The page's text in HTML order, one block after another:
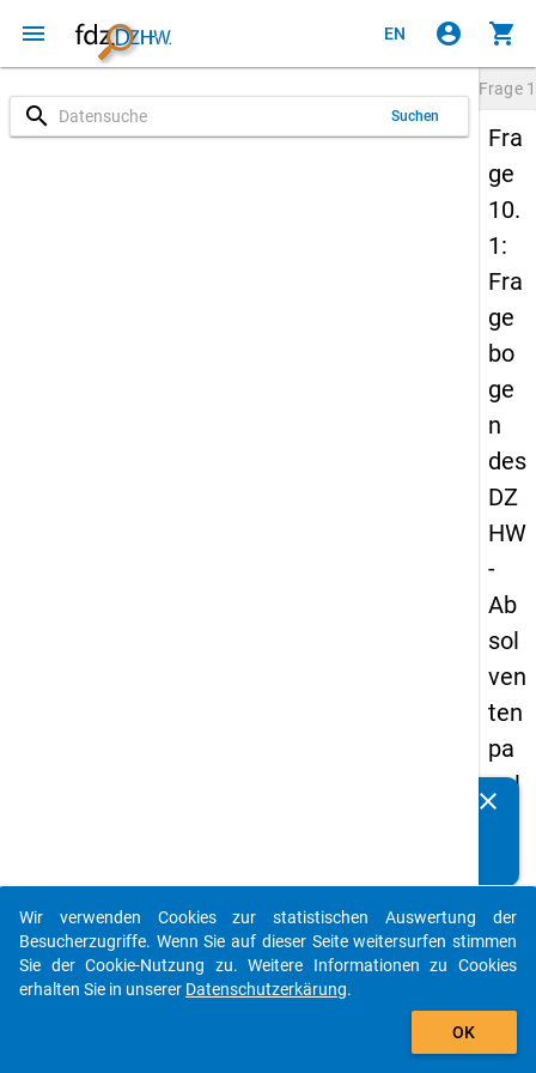
menu EN account_circle shopping_cart
search Suchen
Frage
Fra
ge
10.
1:
Fra
ge
bo
ge
n
des
DZ
HW
-
Ab
sol
ven
ten
pa
nel
05
-
drit
clear
auto_stories
add_shopping_cart
Wir verwenden Cookies zur statistischen Auswertung der
Besucherzugriffe. Wenn Sie auf dieser Seite weitersurfen stimmen
Sie der Cookie-Nutzung zu. Weitere Informationen zu Cookies
erhalten Sie in unserer Datenschutzerkärung.
OK